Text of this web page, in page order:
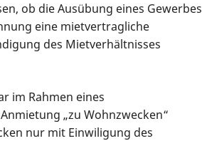
ob die Ausübung eines Gewerbes
eine mietvertragliche
des Mietverhältnisses
im Rahmen eines
„zu Wohnzwecken“
nur mit Einwiligung des